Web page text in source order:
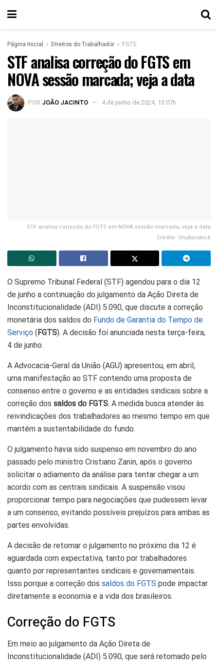
Página Inicial Direitos do Trabalhador FGTS
STF analisa correção do FGTS em
NOVA sessão marcada; veja a data
POR JOÃO JACINTO 4 de junho de 2024, 13:07h
STF analisa correção do FGTS em NOVA sessão marcada; veja a data
Crédito: Shutterstock
O Supremo Tribunal Federal (STF) agendou para o dia 12
de junho a continuação do julgamento da Ação Direta de
Inconstitucionalidade (ADI) 5.090, que discute a correção
monetária dos saldos do Fundo de Garantia do Tempo de
Serviço (FGTS). A decisão foi anunciada nesta terça-feira,
4 de junho.
A Advocacia-Geral da União (AGU) apresentou, em abril,
uma manifestação ao STF contendo uma proposta de
consenso entre o governo e as entidades sindicais sobre a
correção dos saldos do FGTS. A medida busca atender às
reivindicações dos trabalhadores ao mesmo tempo em que
mantém a sustentabilidade do fundo.
O julgamento havia sido suspenso em novembro do ano
passado pelo ministro Cristiano Zanin, após o governo
solicitar o adiamento da análise para tentar chegar a um
acordo com as centrais sindicais. A suspensão visou
proporcionar tempo para negociações que pudessem levar
a um consenso, evitando possíveis prejuízos para ambas as
partes envolvidas.
A decisão de retomar o julgamento no próximo dia 12 é
aguardada com expectativa, tanto por trabalhadores
quanto por representantes sindicais e governamentais.
Isso porque a correção dos saldos do FGTS pode impactar
diretamente a economia e a vida dos brasileiros.
Correção do FGTS
Em meio ao julgamento da Ação Direta de
Inconstitucionalidade (ADI) 5.090, que será retomado pelo